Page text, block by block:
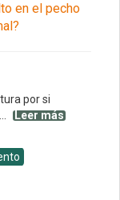
en el pecho
por si
Leer más